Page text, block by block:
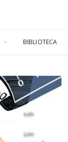
BIBLIOTECA